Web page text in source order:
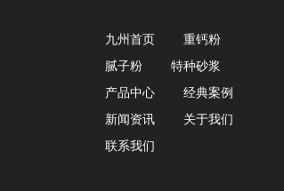
九州首页
重钙粉
腻子粉
特种砂浆
产品中心
经典案例
新闻资讯
关于我们
联系我们